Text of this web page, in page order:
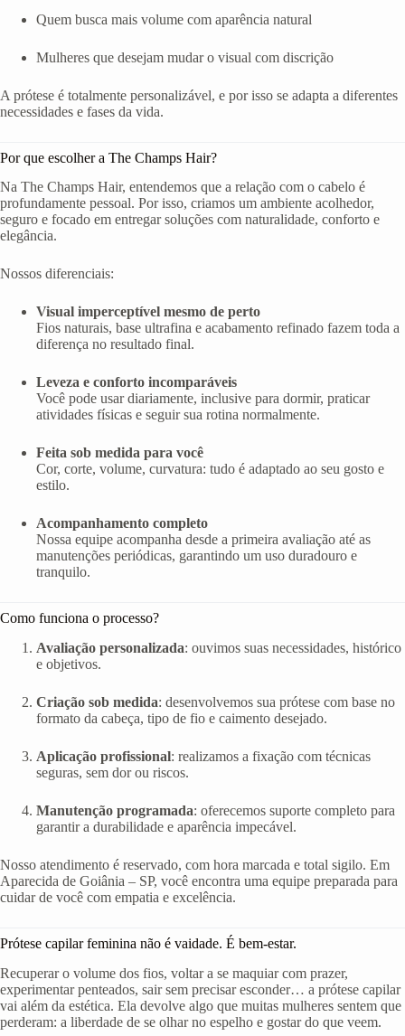
Quem busca mais volume com aparência natural
Mulheres que desejam mudar o visual com discrição
A prótese é totalmente personalizável, e por isso se adapta a diferentes
necessidades e fases da vida.
Por que escolher a The Champs Hair?
Na The Champs Hair, entendemos que a relação com o cabelo é
profundamente pessoal. Por isso, criamos um ambiente acolhedor,
seguro e focado em entregar soluções com naturalidade, conforto e
elegância.
Nossos diferenciais:
Visual imperceptível mesmo de perto
Fios naturais, base ultrafina e acabamento refinado fazem toda a
diferença no resultado final.
Leveza e conforto incomparáveis
Você pode usar diariamente, inclusive para dormir, praticar
atividades físicas e seguir sua rotina normalmente.
Feita sob medida para você
Cor, corte, volume, curvatura: tudo é adaptado ao seu gosto e
estilo.
Acompanhamento completo
Nossa equipe acompanha desde a primeira avaliação até as
manutenções periódicas, garantindo um uso duradouro e
tranquilo.
Como funciona o processo?
Avaliação personalizada: ouvimos suas necessidades, histórico
e objetivos.
Criação sob medida: desenvolvemos sua prótese com base no
formato da cabeça, tipo de fio e caimento desejado.
Aplicação profissional: realizamos a fixação com técnicas
seguras, sem dor ou riscos.
Manutenção programada: oferecemos suporte completo para
garantir a durabilidade e aparência impecável.
Nosso atendimento é reservado, com hora marcada e total sigilo. Em
Aparecida de Goiânia – SP, você encontra uma equipe preparada para
cuidar de você com empatia e excelência.
Prótese capilar feminina não é vaidade. É bem-estar.
Recuperar o volume dos fios, voltar a se maquiar com prazer,
experimentar penteados, sair sem precisar esconder… a prótese capilar
vai além da estética. Ela devolve algo que muitas mulheres sentem que
perderam: a liberdade de se olhar no espelho e gostar do que veem.